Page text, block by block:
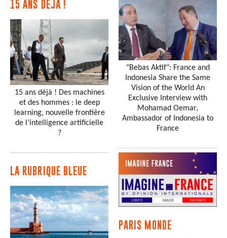
15 ANS DÉJÀ !
15 ans déjà ! Des machines
et des hommes : le deep
learning, nouvelle frontière
de l’intelligence artificielle
?
LA RUBRIQUE BLEUE
"Bebas Aktif": France and
Indonesia Share the Same
Vision of the World An
Exclusive Interview with
Mohamad Oemar,
Ambassador of Indonesia to
France
PARIS MONDE